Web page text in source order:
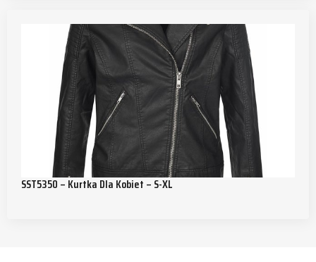
SST5350 – Kurtka Dla Kobiet – S-XL